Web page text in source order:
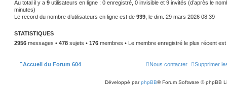
Au total il y a 9 utilisateurs en ligne : 0 enregistré, 0 invisible et 9 invités (d’après le
minutes)
Le record du nombre d’utilisateurs en ligne est de 939 , le dim. 29 mars 2026 08:39
STATISTIQUES
2956 messages • 478 sujets • 176 membres • Le membre enregistré le plus récent est
Accueil du Forum 604 Supprimer
Nous contacter
Développé parphpBB® Forum Software © phpBB